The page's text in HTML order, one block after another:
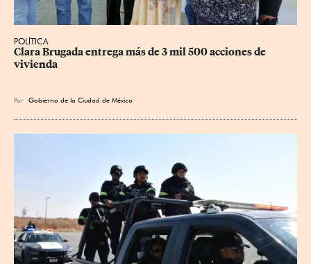
POLÍTICA
Clara Brugada entrega más de 3 mil 500 acciones de
vivienda
Por Gobierno de la Ciudad de México